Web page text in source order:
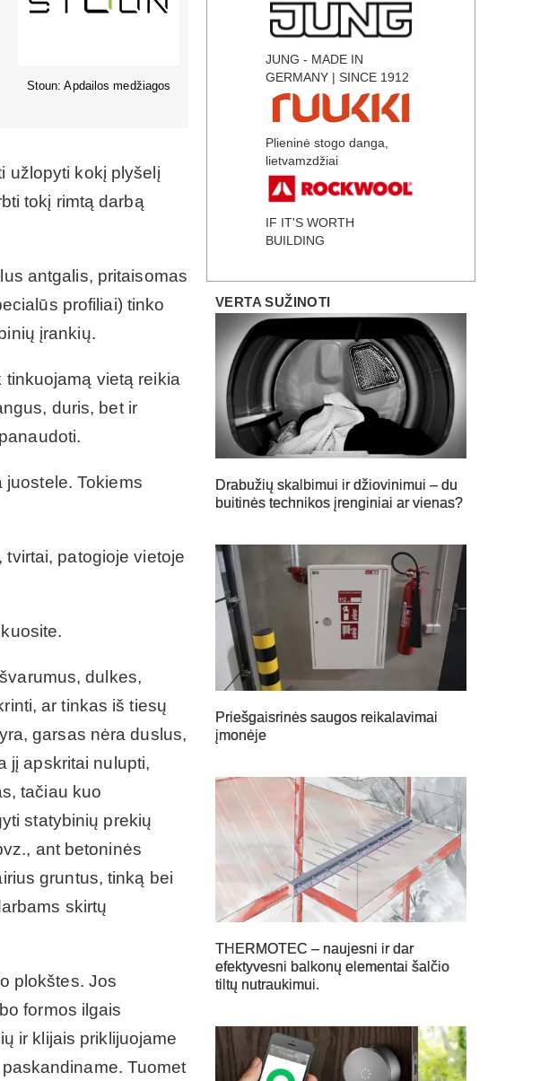
Protingi namai Anza Pro. Dažymo įrankiai
užlopyti kokį plyšelį
tokį rimtą darbą
antgalis, pritaisomas
profiliai) tinko
įrankių.
vietą reikia
duris, bet ir
Tokiems
patogioje vietoje
dulkes,
ar tinkas iš tiesų
garsas nėra duslus,
jį apskritai nulupti,
tačiau kuo
statybinių prekių
ant betoninės
gruntus, tinką bei
skirtų
plokštes. Jos
formos ilgais
ir klijais priklijuojame
Tuomet
JUNG - MADE IN
GERMANY | SINCE 1912
Plieninė stogo danga,
lietvamzdžiai
IF IT'S WORTH
BUILDING
VERTA SUŽINOTI
Drabužių skalbimui ir džiovinimui – du
buitinės technikos įrenginiai ar vienas?
Priešgaisrinės saugos reikalavimai
įmonėje
THERMOTEC – naujesni ir dar
efektyvesni balkonų elementai šalčio
tiltų nutraukimui.